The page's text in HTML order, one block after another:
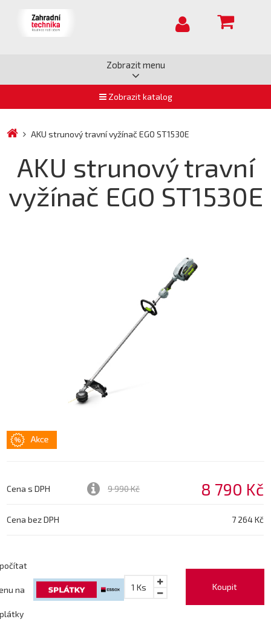
Zobrazit menu
Zobrazit katalog
AKU strunový travní vyžínač EGO ST1530E
AKU strunový travní
vyžínač EGO ST1530E
Cena s DPH 9 990 Kč 8 790 Kč
Cena bez DPH 7 264 Kč
Koupit
1 Ks
na